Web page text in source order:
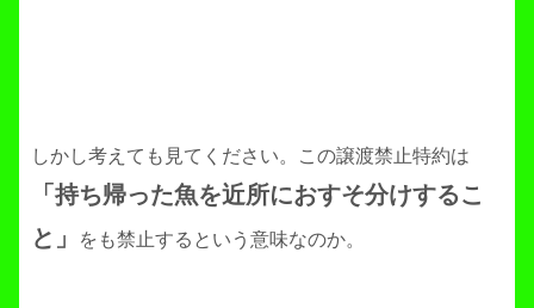
しかし考えても見てください。この譲渡禁止特約は
「持ち帰った魚を近所におすそ分けするこ
と」
をも禁止するという意味なのか。